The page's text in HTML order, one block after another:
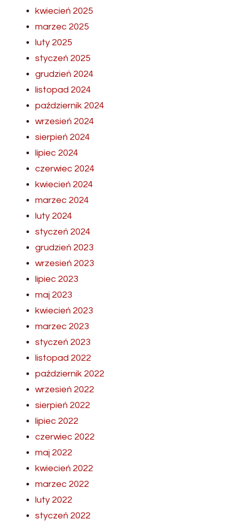
kwiecień 2025
marzec 2025
luty 2025
styczeń 2025
grudzień 2024
listopad 2024
październik 2024
wrzesień 2024
sierpień 2024
lipiec 2024
czerwiec 2024
kwiecień 2024
marzec 2024
luty 2024
styczeń 2024
grudzień 2023
wrzesień 2023
lipiec 2023
maj 2023
kwiecień 2023
marzec 2023
styczeń 2023
listopad 2022
październik 2022
wrzesień 2022
sierpień 2022
lipiec 2022
czerwiec 2022
maj 2022
kwiecień 2022
marzec 2022
luty 2022
styczeń 2022